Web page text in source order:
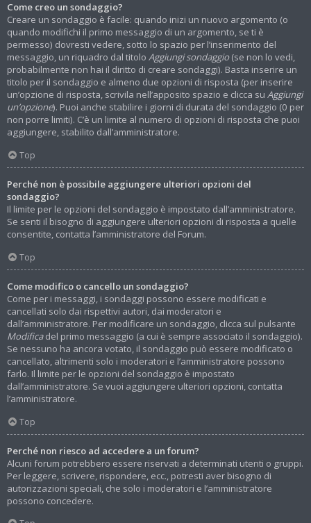
Come creo un sondaggio?
Creare un sondaggio è facile: quando inizi un nuovo argomento (o
quando modifichi il primo messaggio di un argomento, se ti è
permesso) dovresti vedere, sotto lo spazio per l’inserimento del
messaggio, un riquadro dal titolo Aggiungi sondaggio(se non lo vedi,
probabilmente non hai il diritto di creare sondaggi). Basta inserire un
titolo per il sondaggio e almeno due opzioni di risposta (per inserire
un’opzione di risposta, scrivila nell’apposito spazio e clicca su Aggiungi
un’opzione). Puoi anche stabilire i giorni di durata del sondaggio (0 per
non porre limiti). C’è un limite al numero di opzioni di risposta che puoi
aggiungere, stabilito dall’amministratore.
Top
Perché non è possibile aggiungere ulteriori opzioni del
sondaggio?
Il limite per le opzioni del sondaggio è impostato dall’amministratore.
Se senti il bisogno di aggiungere ulteriori opzioni di risposta a quelle
consentite, contatta l’amministratore del Forum.
Top
Come modifico o cancello un sondaggio?
Come per i messaggi, i sondaggi possono essere modificati e
cancellati solo dai rispettivi autori, dai moderatori e
dall’amministratore. Per modificare un sondaggio, clicca sul pulsante
Modificadel primo messaggio (a cui è sempre associato il sondaggio).
Se nessuno ha ancora votato, il sondaggio può essere modificato o
cancellato, altrimenti solo i moderatori e l’amministratore possono
farlo. Il limite per le opzioni del sondaggio è impostato
dall’amministratore. Se vuoi aggiungere ulteriori opzioni, contatta
l’amministratore.
Top
Perché non riesco ad accedere a un forum?
Alcuni forum potrebbero essere riservati a determinati utenti o gruppi.
Per leggere, scrivere, rispondere, ecc., potresti aver bisogno di
autorizzazioni speciali, che solo i moderatori e l’amministratore
possono concedere.